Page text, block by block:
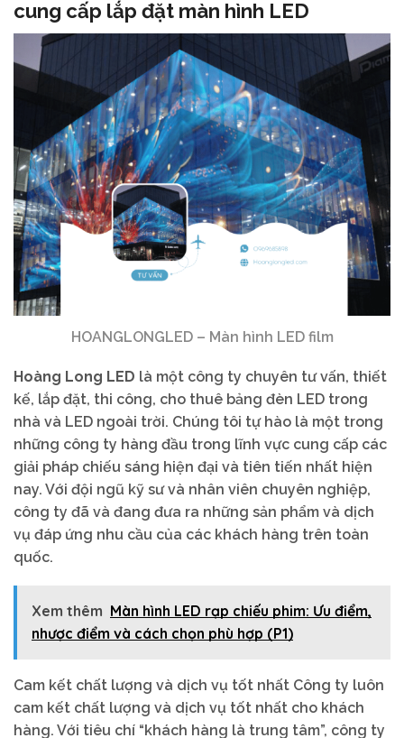
cung cấp lắp đặt màn hình LED
HOANGLONGLED – Màn hình LED film
Hoàng Long LED là một công ty chuyên tư vấn, thiết
kế, lắp đặt, thi công, cho thuê bảng đèn LED trong
nhà và LED ngoài trời. Chúng tôi tự hào là một trong
những công ty hàng đầu trong lĩnh vực cung cấp các
giải pháp chiếu sáng hiện đại và tiên tiến nhất hiện
nay. Với đội ngũ kỹ sư và nhân viên chuyên nghiệp,
công ty đã và đang đưa ra những sản phẩm và dịch
vụ đáp ứng nhu cầu của các khách hàng trên toàn
quốc.
Xem thêm Màn hình LED rạp chiếu phim: Ưu điểm,
nhược điểm và cách chọn phù hợp (P1)
Cam kết chất lượng và dịch vụ tốt nhất Công ty luôn
cam kết chất lượng và dịch vụ tốt nhất cho khách
hàng. Với tiêu chí “khách hàng là trung tâm”, công ty